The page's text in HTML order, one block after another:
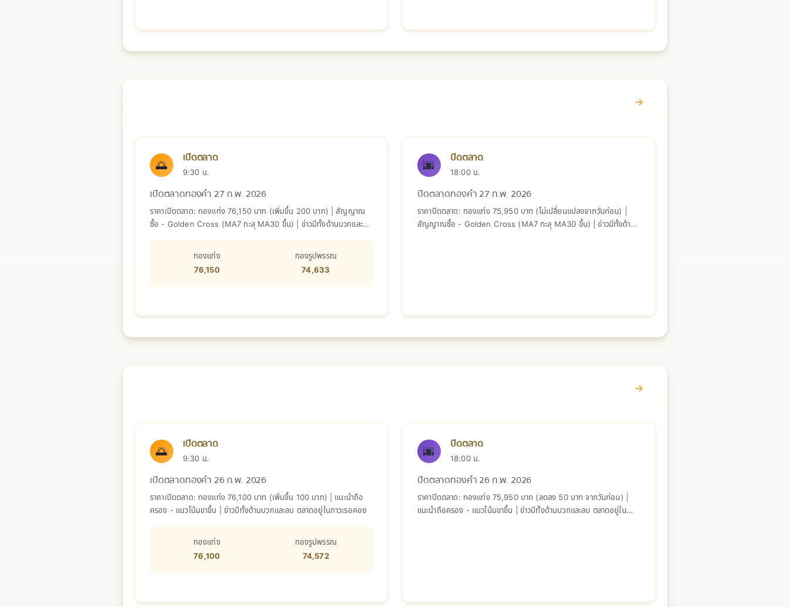
🌅 เปิดตลาด
9:30 น.
เปิดตลาดทองคำ 27 ก.พ. 2026
ราคาเปิดตลาด: ทองแท่ง 76,150 บาท (เพิ่มขึ้น 200 บาท) | สัญญาณ
ซื้อ - Golden Cross (MA7 ทะลุ MA30 ขึ้น) | ข่าวมีทั้งด้านบวกและลบ
ทองแท่ง
76,150
ทองรูปพรรณ
74,633
🌆 ปิดตลาด
18:00 น.
ปิดตลาดทองคำ 27 ก.พ. 2026
ราคาปิดตลาด: ทองแท่ง 75,950 บาท (ไม่เปลี่ยนแปลงจากวันก่อน) |
สัญญาณซื้อ - Golden Cross (MA7 ทะลุ MA30 ขึ้น) | ข่าวมีทั้งด้าน
🌅 เปิดตลาด
9:30 น.
เปิดตลาดทองคำ 26 ก.พ. 2026
ราคาเปิดตลาด: ทองแท่ง 76,100 บาท (เพิ่มขึ้น 100 บาท) | แนะนำถือ
ครอง - แนวโน้มขาขึ้น | ข่าวมีทั้งด้านบวกและลบ ตลาดอยู่ในภาวะรอคอย
ทองแท่ง
76,100
ทองรูปพรรณ
74,572
🌆 ปิดตลาด
18:00 น.
ปิดตลาดทองคำ 26 ก.พ. 2026
ราคาปิดตลาด: ทองแท่ง 75,950 บาท (ลดลง 50 บาท จากวันก่อน) |
แนะนำถือครอง - แนวโน้มขาขึ้น | ข่าวมีทั้งด้านบวกและลบ ตลาดอยู่ใน